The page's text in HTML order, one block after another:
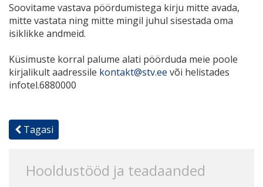
Soovitame vastava pöördumistega kirju mitte avada,
mitte vastata ning mitte mingil juhul sisestada oma
isiklikke andmeid.
Küsimuste korral palume alati pöörduda meie poole
kirjalikult aadressile kontakt@stv.ee või helistades
infotel.6880000
Tagasi
Hooldustööd ja teadaanded